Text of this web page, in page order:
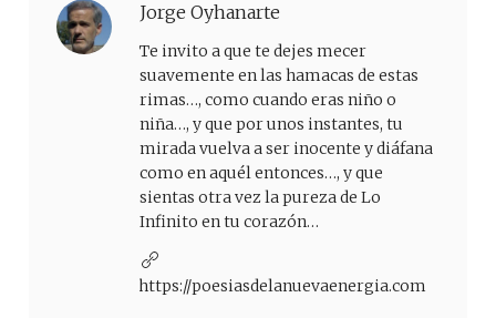
Jorge Oyhanarte
Te invito a que te dejes mecer
suavemente en las hamacas de estas
rimas…, como cuando eras niño o
niña…, y que por unos instantes, tu
mirada vuelva a ser inocente y diáfana
como en aquél entonces…, y que
sientas otra vez la pureza de Lo
Infinito en tu corazón…
https://poesiasdelanuevaenergia.com